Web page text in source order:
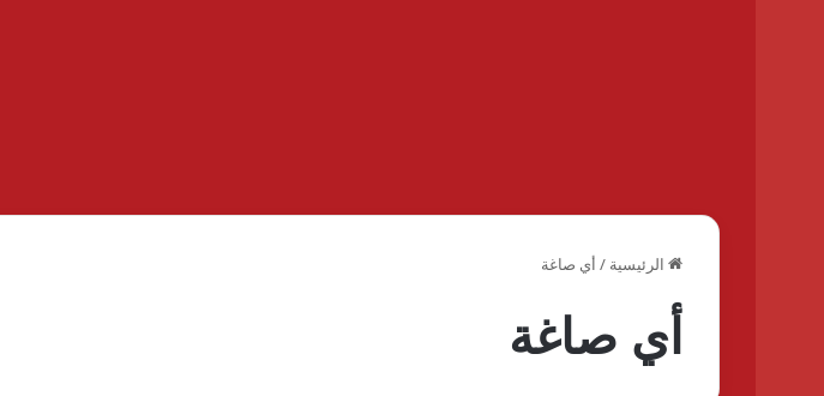
الرئيسية / أي صاغة
أي صاغة